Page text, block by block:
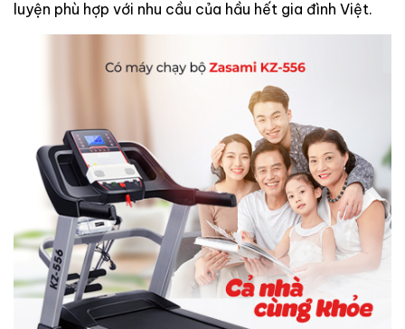
luyện phù hợp với nhu cầu của hầu hết gia đình Việt.